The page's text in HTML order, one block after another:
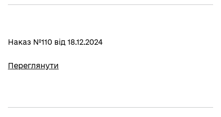
Наказ №110 від 18.12.2024
Переглянути